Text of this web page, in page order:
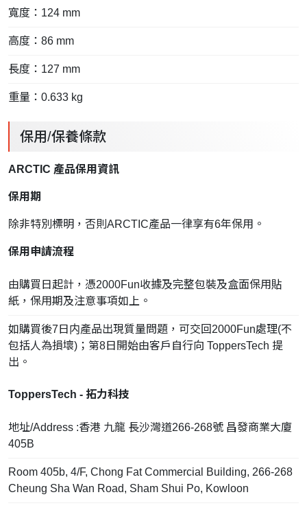
寬度：124 mm
高度：86 mm
長度：127 mm
重量：0.633 kg
保用/保養條款
ARCTIC 產品保用資訊
保用期
除非特別標明，否則ARCTIC產品一律享有6年保用。
保用申請流程
由購買日起計，憑2000Fun收據及完整包裝及盒面保用貼
紙，保用期及注意事項如上。
如購買後7日内產品出現質量問題，可交回2000Fun處理(不
包括人為損壞)；第8日開始由客戶自行向 ToppersTech 提
出。
ToppersTech - 拓力科技
地址/Address :香港 九龍 長沙灣道266-268號 昌發商業大廈
405B
Room 405b, 4/F, Chong Fat Commercial Building, 266-268
Cheung Sha Wan Road, Sham Shui Po, Kowloon